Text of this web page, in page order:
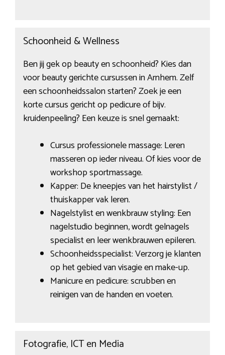
Schoonheid & Wellness
Ben jij gek op beauty en schoonheid? Kies dan
voor beauty gerichte cursussen in Arnhem. Zelf
een schoonheidssalon starten? Zoek je een
korte cursus gericht op pedicure of bijv.
kruidenpeeling? Een keuze is snel gemaakt:
Cursus professionele massage: Leren
masseren op ieder niveau. Of kies voor de
workshop sportmassage.
Kapper: De kneepjes van het hairstylist /
thuiskapper vak leren.
Nagelstylist en wenkbrauw styling: Een
nagelstudio beginnen, wordt gelnagels
specialist en leer wenkbrauwen epileren.
Schoonheidsspecialist: Verzorg je klanten
op het gebied van visagie en make-up.
Manicure en pedicure: scrubben en
reinigen van de handen en voeten.
Fotografie, ICT en Media